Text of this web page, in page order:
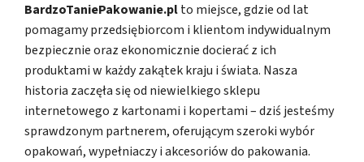
BardzoTaniePakowanie.plto miejsce, gdzie od lat
pomagamy przedsiębiorcom i klientom indywidualnym
bezpiecznie oraz ekonomicznie docierać z ich
produktami w każdy zakątek kraju i świata. Nasza
historia zaczęła się od niewielkiego sklepu
internetowego z kartonami i kopertami – dziś jesteśmy
sprawdzonym partnerem, oferującym szeroki wybór
opakowań, wypełniaczy i akcesoriów do pakowania.